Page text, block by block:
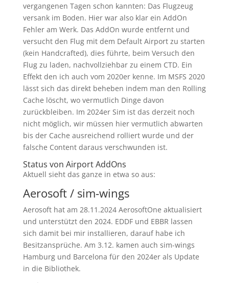
vergangenen Tagen schon kannten: Das Flugzeug
versank im Boden. Hier war also klar ein AddOn
Fehler am Werk. Das AddOn wurde entfernt und
versucht den Flug mit dem Default Airport zu starten
(kein Handcrafted), dies führte, beim Versuch den
Flug zu laden, nachvollziehbar zu einem CTD. Ein
Effekt den ich auch vom 2020er kenne. Im MSFS 2020
lässt sich das direkt beheben indem man den Rolling
Cache löscht, wo vermutlich Dinge davon
zurückbleiben. Im 2024er Sim ist das derzeit noch
nicht möglich, wir müssen hier vermutlich abwarten
bis der Cache ausreichend rolliert wurde und der
falsche Content daraus verschwunden ist.
Status von Airport AddOns
Aktuell sieht das ganze in etwa so aus:
Aerosoft / sim-wings
Aerosoft hat am 28.11.2024 AerosoftOne aktualisiert
und unterstützt den 2024. EDDF und EBBR lassen
sich damit bei mir installieren, darauf habe ich
Besitzansprüche. Am 3.12. kamen auch sim-wings
Hamburg und Barcelona für den 2024er als Update
in die Bibliothek.